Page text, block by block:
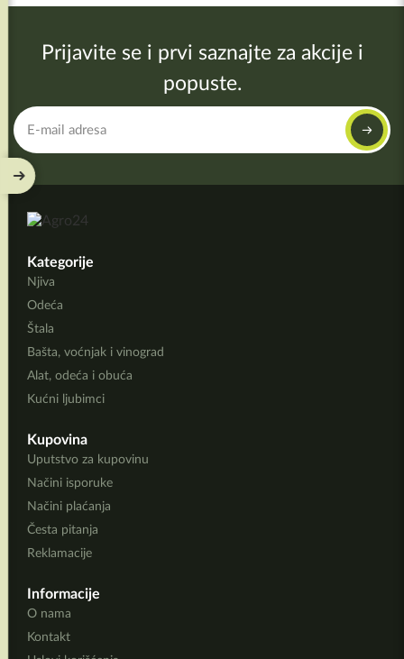
Prijavite se i prvi saznajte za akcije i
popuste.
Kategorije
Njiva
Odeća
Štala
Bašta, voćnjak i vinograd
Alat, odeća i obuća
Kućni ljubimci
Kupovina
Uputstvo za kupovinu
Načini isporuke
Načini plaćanja
Česta pitanja
Reklamacije
Informacije
O nama
Kontakt